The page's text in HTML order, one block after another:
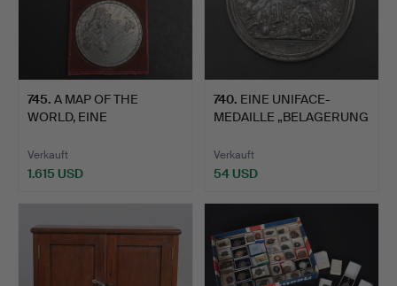
745. A MAP OF THE
WORLD, EINE
Verkauft
1.615 USD
740. EINE UNIFACE-
MEDAILLE „BELAGERUNG
Verkauft
54 USD